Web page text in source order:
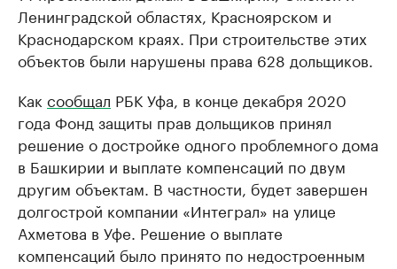
Ленинградской областях, Красноярском и
Краснодарском краях. При строительстве этих
объектов были нарушены права 628 дольщиков.
Как сообщал РБК Уфа, в конце декабря 2020
года Фонд защиты прав дольщиков принял
решение о достройке одного проблемного дома
в Башкирии и выплате компенсаций по двум
другим объектам. В частности, будет завершен
долгострой компании «Интеграл» на улице
Ахметова в Уфе. Решение о выплате
компенсаций было принято по недостроенным